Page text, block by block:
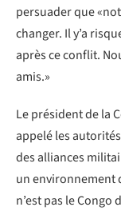
persuader que
changer. Il y’a
après ce conflit.
amis.»
Le président de la
appelé les
des alliances
un environnement
n’est pas le Congo